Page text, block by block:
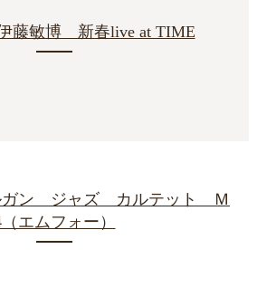
藤敏博 新春live at TIME
ガン ジャズ カルテット Ｍ
エムフォー）